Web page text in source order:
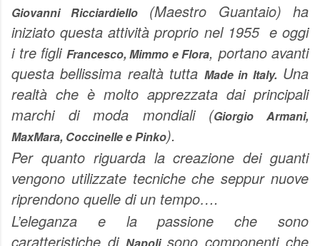
Giovanni Ricciardiello(Maestro Guantaio) ha
iniziato questa attività proprio nel 1955 e oggi
i tre figli Francesco, Mimmo e Flora, portano avanti
questa bellissima realtà tutta Made in Italy. Una
realtà che è molto apprezzata dai principali
marchi di moda mondiali (Giorgio Armani,
MaxMara, Coccinelle e Pinko).
Per quanto riguarda la creazione dei guanti
vengono utilizzate tecniche che seppur nuove
riprendono quelle di un tempo….
L’eleganza e la passione che sono
caratteristiche di
sono componenti che